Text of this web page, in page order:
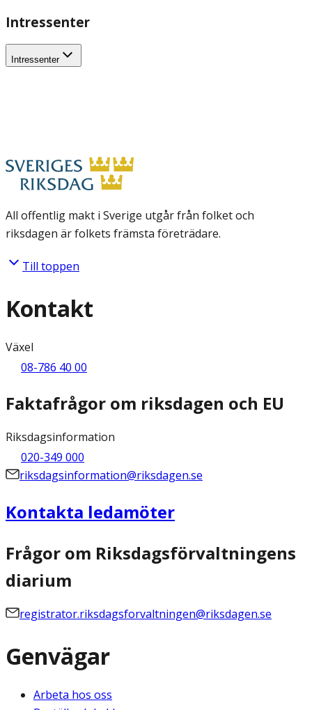
Intressenter
Intressenter
All offentlig makt i Sverige utgår från folket och
riksdagen är folkets främsta företrädare.
Till toppen
Kontakt
Växel
08-786 40 00
Faktafrågor om riksdagen och EU
Riksdagsinformation
020-349 000
riksdagsinformation@riksdagen.se
Kontakta ledamöter
Frågor om Riksdagsförvaltningens
diarium
registrator.riksdagsforvaltningen@riksdagen.se
Genvägar
Arbeta hos oss